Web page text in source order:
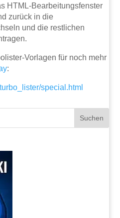
HTML-Bearbeitungsfenster
zurück in die
und die restlichen
Vorlagen für noch mehr
:
special.html